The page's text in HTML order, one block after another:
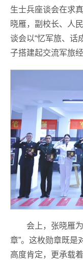
生士兵座谈会在求
晓雁，副校长、人
谈会以“忆军旅、话
子搭建起交流军旅
会上，张晓雁
章”。这枚勋章既是
高度肯定，更承载